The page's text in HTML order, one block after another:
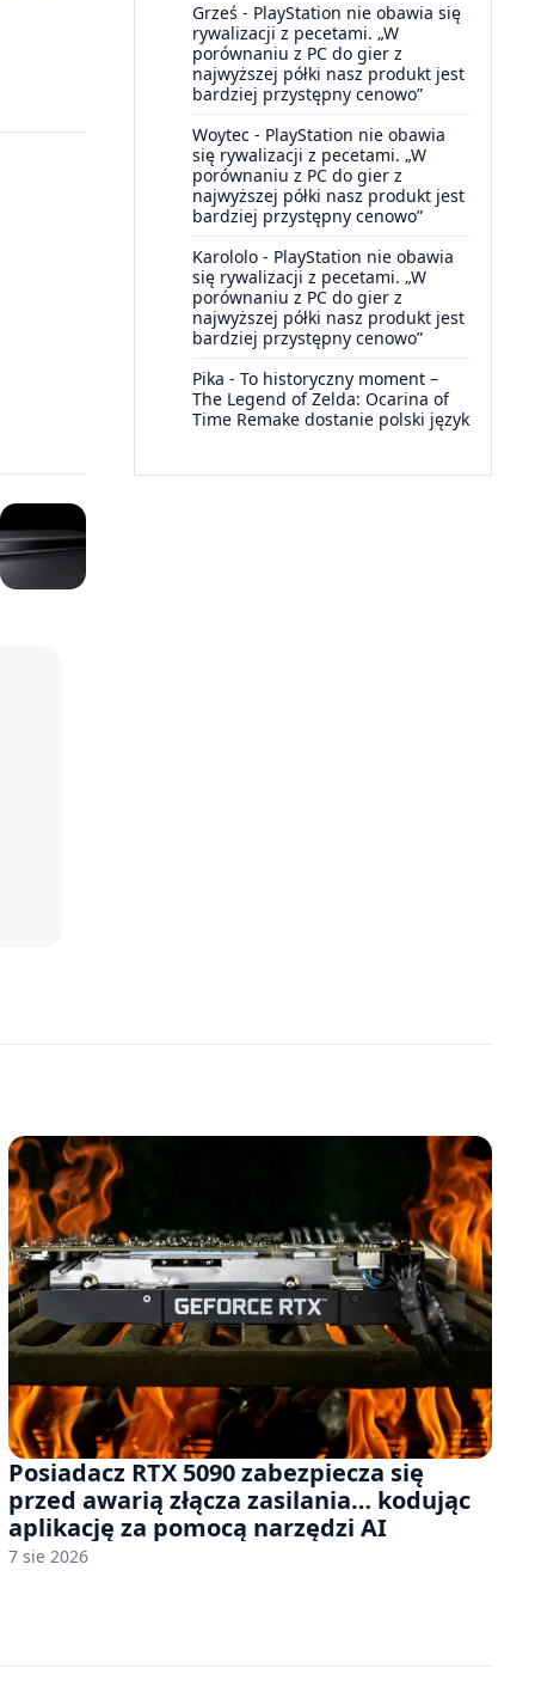
Grześ - PlayStation nie obawia się
rywalizacji z pecetami. „W
porównaniu z PC do gier z
najwyższej półki nasz produkt jest
bardziej przystępny cenowo”
Woytec - PlayStation nie obawia
się rywalizacji z pecetami. „W
porównaniu z PC do gier z
najwyższej półki nasz produkt jest
bardziej przystępny cenowo”
Karololo - PlayStation nie obawia
się rywalizacji z pecetami. „W
porównaniu z PC do gier z
najwyższej półki nasz produkt jest
bardziej przystępny cenowo”
Pika - To historyczny moment –
The Legend of Zelda: Ocarina of
Time Remake dostanie polski język
Posiadacz RTX 5090 zabezpiecza się
przed awarią złącza zasilania… kodując
aplikację za pomocą narzędzi AI
7 sie 2026